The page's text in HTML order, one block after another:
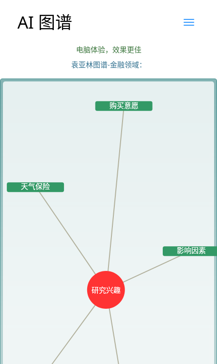
AI 图谱
电脑体验，效果更佳
袁亚林图谱-金融领域：